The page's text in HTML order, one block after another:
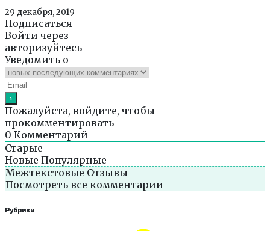
29 декабря, 2019
Подписаться
Войти через
авторизуйтесь
Уведомить о
Пожалуйста, войдите, чтобы
прокомментировать
0 Комментарий
Старые
Новые Популярные
Межтекстовые Отзывы
Посмотреть все комментарии
Рубрики